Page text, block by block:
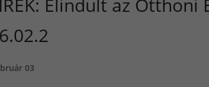
Elindult az
03